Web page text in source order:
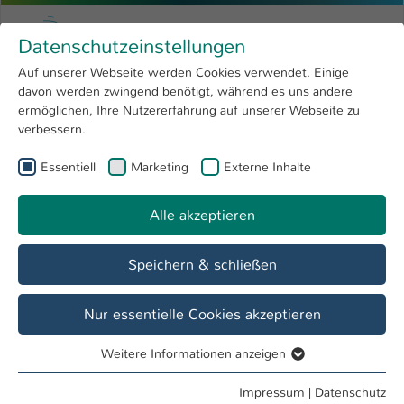
Menu
Forschung 4
Open submenu
Hochschule
International
Zum Hauptinhalt springen
Hochschule Kaiserslautern
Sie sind hier: Laufende Forschungsprojekte
QM³ - Quality, Modeling, Machining &
Materials
Übersicht Team Angebote Ausstattung
Mikrostrukturbasierte
Lebensdauerberechnung „MibaLeb II“
Gesamtziel des Verbundprojekts ist die Entwicklung einer
Verfahrensweise zur Restlebensdauerbewertung von im
Betrieb gealterten metallischen Kernkraftwerkskomponenten.
Datenschutzeinstellungen
Auf unserer Webseite werden Cookies verwendet. Einige
davon werden zwingend benötigt, während es uns andere
ermöglichen, Ihre Nutzererfahrung auf unserer Webseite zu
verbessern.
Essentiell Marketing Externe Inhalte
Alle akzeptieren
Speichern & schließen
Nur essentielle Cookies akzeptieren
Essentielle Cookies werden für grundlegende Funktionen
Weitere Informationen anzeigen
Impressum | Datenschutz